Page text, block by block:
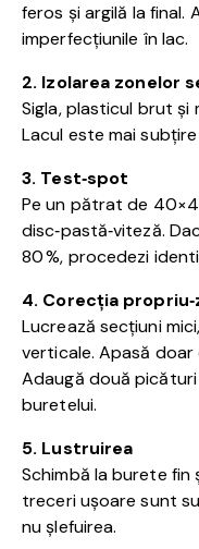
feros și argilă la final.
imperfecțiunile în lac.
2. Izolarea zonelor
Sigla, plasticul brut și
Lacul este mai
3. Test‑spot
Pe un pătrat de
disc‑pastă‑viteză.
80 %, procedezi
4. Corecția
Lucrează secțiuni
verticale. Apasă
Adaugă două
buretelui.
5. Lustruirea
Schimbă la burete fin
treceri ușoare sunt
nu șlefuirea.